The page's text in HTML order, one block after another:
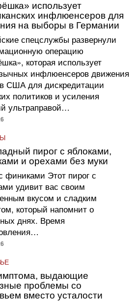
использует
инфлюенсеров для
на выборы в Германии
спецслужбы развернули
операцию
которая использует
инфлюенсеров движения
США для дискредитации
политиков и усиления
ультраправой…
пирог с яблоками,
и орехами без муки
финиками Этот пирог с
удивит вас своим
вкусом и сладким
который напомнит о
днях. Время
выдающие
проблемы со
вместо усталости